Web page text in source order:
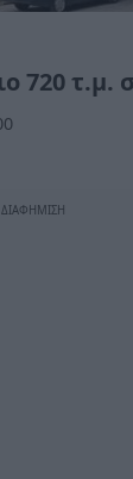
720 τ.μ.